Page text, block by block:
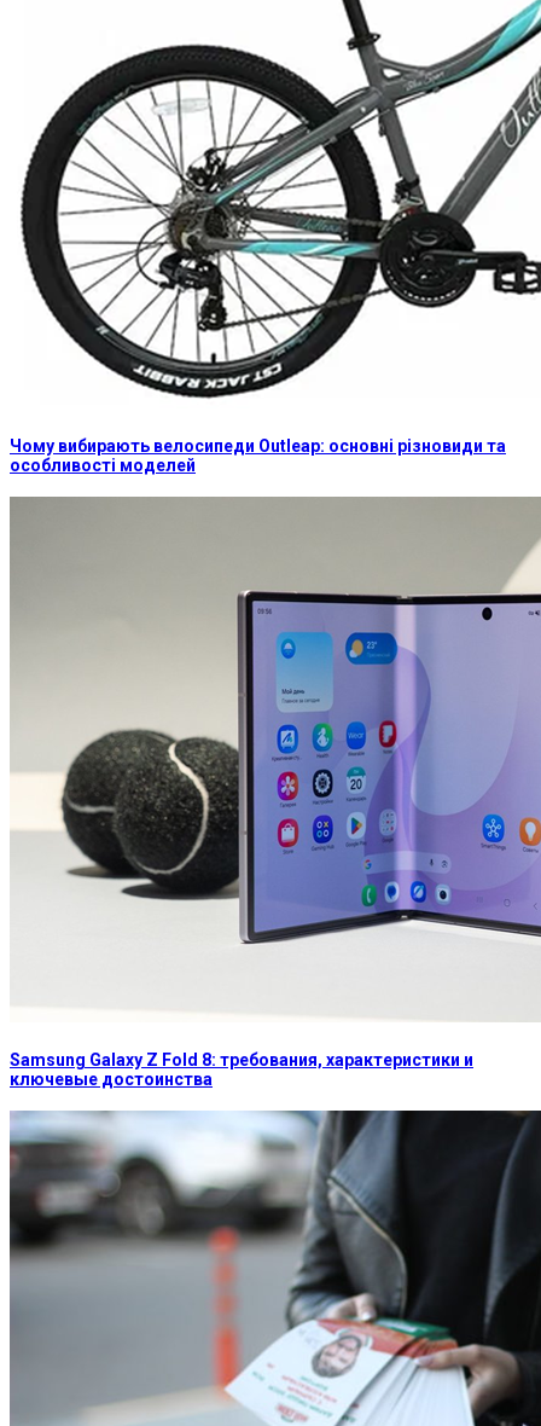
Чому вибирають велосипеди Outleap: основні різновиди та
особливості моделей
Samsung Galaxy Z Fold 8: требования, характеристики и
ключевые достоинства